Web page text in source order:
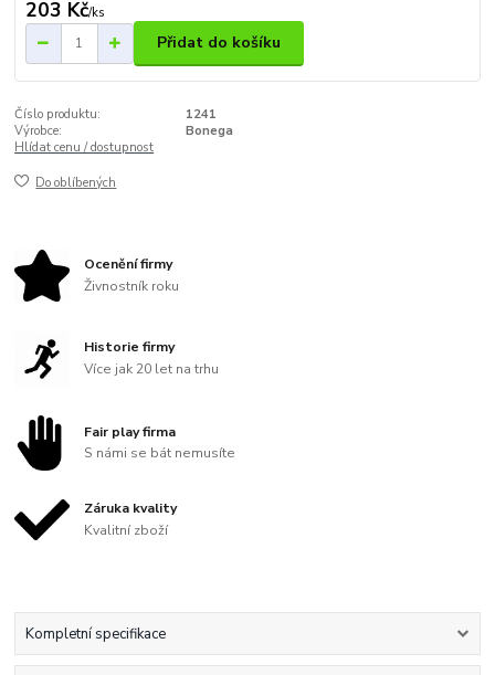
203 Kč/ks
Přidat do košíku
Číslo produktu:
1241
Výrobce:
Bonega
Hlídat cenu / dostupnost
Do oblíbených
Ocenění firmy
Živnostník roku
Historie firmy
Více jak 20 let na trhu
Fair play firma
S námi se bát nemusíte
Záruka kvality
Kvalitní zboží
Kompletní specifikace